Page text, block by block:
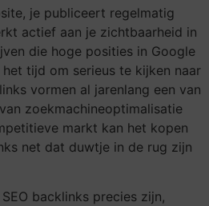
je publiceert regelmatig
actief aan je zichtbaarheid in
die hoge posities in Google
tijd om serieus te kijken naar
vormen al jarenlang een van
zoekmachineoptimalisatie
markt kan het kopen
net dat duwtje in de rug zijn
backlinks precies zijn,